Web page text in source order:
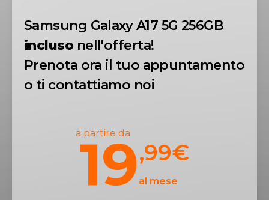
Samsung Galaxy A17 5G 256GB
inclusonell'offerta!
Prenota ora il tuo appuntamento
o ti contattiamo noi
a partire da
19,99€
al mese